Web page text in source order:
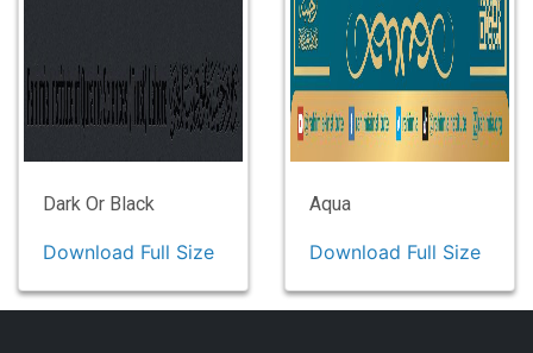
Dark Or Black
Download Full Size
Aqua
Download Full Size